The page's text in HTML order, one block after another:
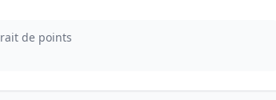
de points